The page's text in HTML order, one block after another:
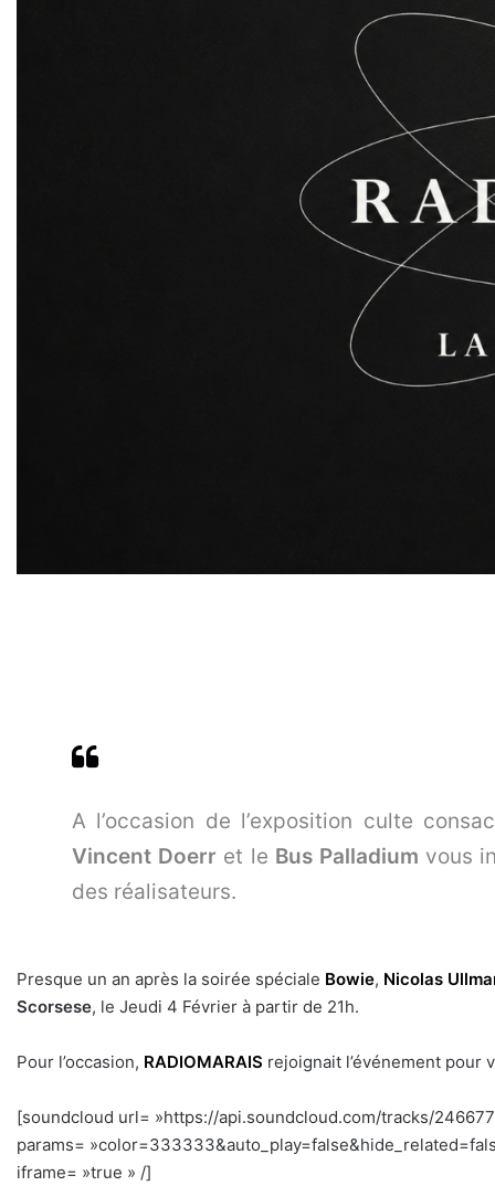
A l’occasion de l’exposition culte
Vincent Doerr et le Bus Palladium vous
des réalisateurs.
Presque un an après la soirée spéciale Bowie, Nicolas
Scorsese, le Jeudi 4 Février à partir de 21h.
Pour l’occasion, RADIOMARAIS rejoignait l’événement pour
[soundcloud url= »https://api.soundcloud.com/tracks/
params=
iframe= »true » /]